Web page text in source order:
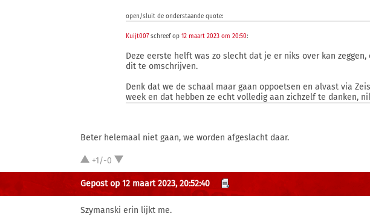
open/sluit de onderstaande quote:
Kuijt007schreef op12 maart 2023 om 20:50:
Deze eerste helft was zo slecht dat je er niks over kan
dit te omschrijven.
Denk dat we de schaal maar gaan oppoetsen en alvast via
week en dat hebben ze echt volledig aan zichzelf te danken,
Beter helemaal niet gaan, we worden afgeslacht daar.
+1/-0
Gepost op 12 maart 2023, 20:52:40
Szymanski erin lijkt me.